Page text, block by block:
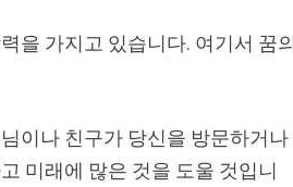
을 가지고 있습니다. 여기서 꿈
이나 친구가 당신을 방문하거나
미래에 많은 것을 도울 것입니